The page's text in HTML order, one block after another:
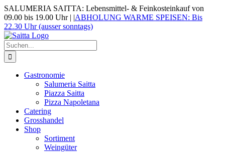
Zum
Inhalt
springen
SALUMERIA SAITTA: Lebensmittel- & Feinkosteinkauf von
09.00 bis 19.00 Uhr | |ABHOLUNG WARME SPEISEN: Bis
22.30 Uhr (ausser sonntags)
Suche
nach:
Gastronomie
Salumeria Saitta
Piazza Saitta
Pizza Napoletana
Catering
Grosshandel
Shop
Sortiment
Weingüter